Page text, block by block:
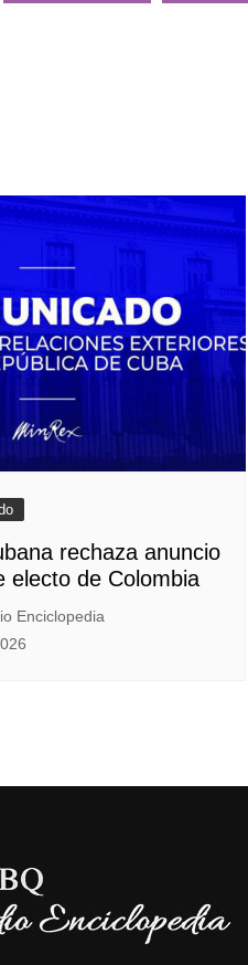
rechaza anuncio
electo de Colombia
Enciclopedia